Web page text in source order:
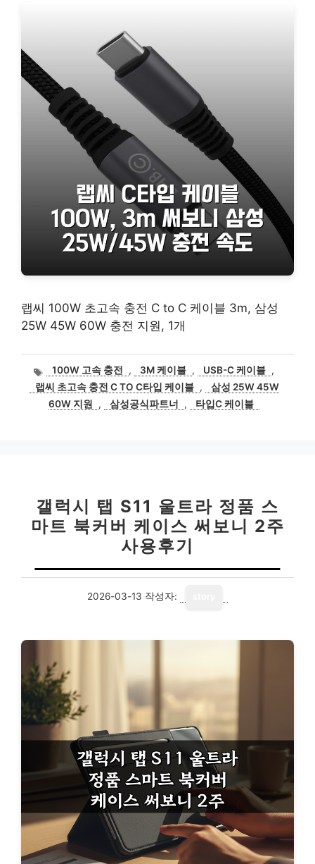
랩씨 100W 초고속 충전 C to C 케이블 3m, 삼성
25W 45W 60W 충전 지원, 1개
태
그
100W 고속 충전 , 3M 케이블 , USB-C 케이블 ,
랩씨 초고속 충전 C TO C타입 케이블 ,
삼성 25W 45W
60W 지원
, 삼성공식파트너 , 타입C 케이블
갤럭시 탭 S11 울트라 정품 스
마트 북커버 케이스 써보니 2주
사용후기
2026-03-13 작성자: